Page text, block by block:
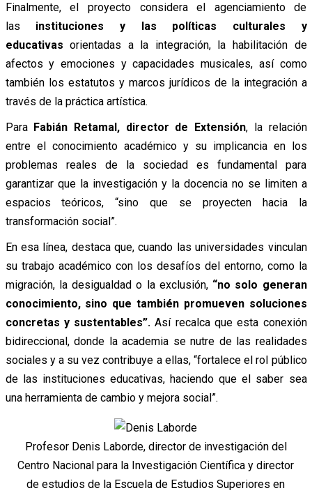
Finalmente, el proyecto considera el agenciamiento de
las instituciones y las políticas culturales y
educativas orientadas a la integración, la habilitación de
afectos y emociones y capacidades musicales, así como
también los estatutos y marcos jurídicos de la integración a
través de la práctica artística.
ParaFabián Retamal, director de Extensión, la relación
entre el conocimiento académico y su implicancia en los
problemas reales de la sociedad es fundamental para
garantizar que la investigación y la docencia no se limiten a
espacios teóricos, “sino que se proyecten hacia la
transformación social”.
En esa línea, destaca que, cuando las universidades vinculan
su trabajo académico con los desafíos del entorno, como la
migración, la desigualdad o la exclusión,“no solo generan
conocimiento, sino que también promueven soluciones
concretas y sustentables”. Así recalca que esta conexión
bidireccional, donde la academia se nutre de las realidades
sociales y a su vez contribuye a ellas, “fortalece el rol público
de las instituciones educativas, haciendo que el saber sea
una herramienta de cambio y mejora social”.
Profesor Denis Laborde, director de investigación del
Centro Nacional para la Investigación Científica y director
de estudios de la Escuela de Estudios Superiores en